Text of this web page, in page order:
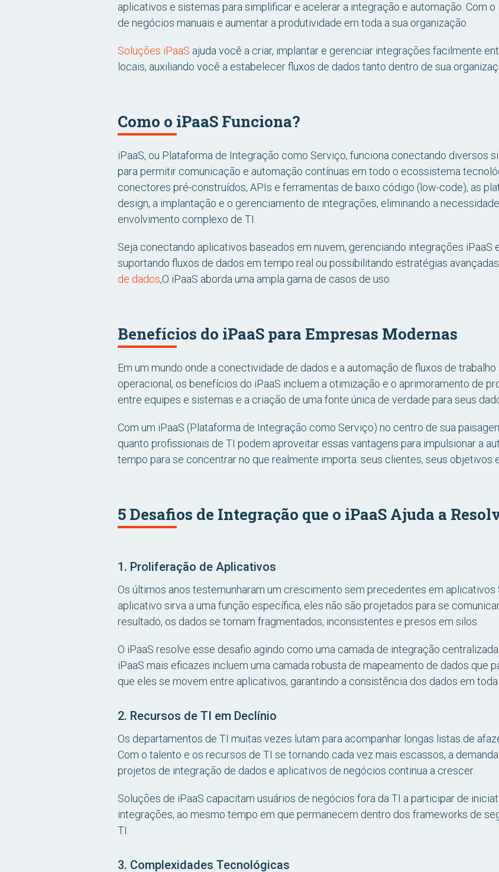
aplicativos e sistemas para simplificar e acelerar a integração e automação. Com
de negócios manuais e aumentar a produtividade em toda a sua organização.
Soluções iPaaS ajuda você a criar, implantar e gerenciar integrações facilmente
locais, auxiliando você a estabelecer fluxos de dados tanto dentro de sua
Como o iPaaS Funciona?
iPaaS, ou Plataforma de Integração como Serviço, funciona conectando diversos
para permitir comunicação e automação contínuas em todo o ecossistema
conectores pré-construídos, APIs e ferramentas de baixo código (low-code), as
design, a implantação e o gerenciamento de integrações, eliminando a
envolvimento complexo de TI.
Seja conectando aplicativos baseados em nuvem, gerenciando integrações iPaaS
suportando fluxos de dados em tempo real ou possibilitando estratégias
de dados,O iPaaS aborda uma ampla gama de casos de uso.
Benefícios do iPaaS para Empresas Modernas
Em um mundo onde a conectividade de dados e a automação de fluxos de
operacional, os benefícios do iPaaS incluem a otimização e o aprimoramento de
entre equipes e sistemas e a criação de uma fonte única de verdade para seus
Com um iPaaS (Plataforma de Integração como Serviço) no centro de sua
quanto profissionais de TI podem aproveitar essas vantagens para impulsionar a
tempo para se concentrar no que realmente importa: seus clientes, seus objetivos
5 Desafios de Integração que o iPaaS Ajuda a
1. Proliferação de Aplicativos
Os últimos anos testemunharam um crescimento sem precedentes em aplicativos
aplicativo sirva a uma função específica, eles não são projetados para se
resultado, os dados se tornam fragmentados, inconsistentes e presos em silos.
O iPaaS resolve esse desafio agindo como uma camada de integração
iPaaS mais eficazes incluem uma camada robusta de mapeamento de dados que
que eles se movem entre aplicativos, garantindo a consistência dos dados em toda
2. Recursos de TI em Declínio
Os departamentos de TI muitas vezes lutam para acompanhar longas listas de
Com o talento e os recursos de TI se tornando cada vez mais escassos, a
projetos de integração de dados e aplicativos de negócios continua a crescer.
Soluções de iPaaS capacitam usuários de negócios fora da TI a participar de
integrações, ao mesmo tempo em que permanecem dentro dos frameworks de
TI.
3. Complexidades Tecnológicas